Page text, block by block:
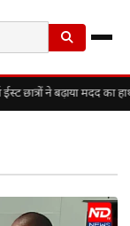
छात्रों ने बढ़ाया मदद का